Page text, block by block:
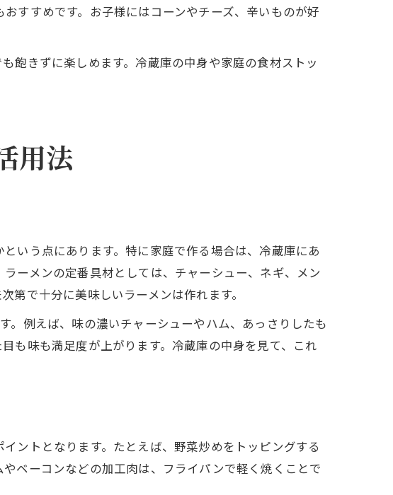
すすめです。お子様にはコーンやチーズ、辛いものが好
飽きずに楽しめます。冷蔵庫の中身や家庭の食材ストッ
用法
いう点にあります。特に家庭で作る場合は、冷蔵庫にあ
ーメンの定番具材としては、チャーシュー、ネギ、メン
第で十分に美味しいラーメンは作れます。
。例えば、味の濃いチャーシューやハム、あっさりしたも
も味も満足度が上がります。冷蔵庫の中身を見て、これ
ントとなります。たとえば、野菜炒めをトッピングする
ベーコンなどの加工肉は、フライパンで軽く焼くことで